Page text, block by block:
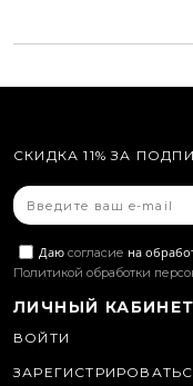
СКИДКА 11% ЗА
Даю согласие на
Политикой обработки
ЛИЧНЫЙ КАБИНЕТ
ВОЙТИ